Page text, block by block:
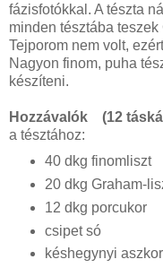
fázisfotókkal. A tészta
minden tésztába
Tejporom nem volt,
Nagyon finom, puha
készíteni.
Hozzávalók (12
a tésztához:
40 dkg finomliszt
20 dkg Graham-
12 dkg porcukor
csipet só
késhegynyi